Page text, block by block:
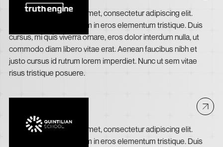
Lorem ipsum dolor sit amet, consectetur adipiscing elit.
Suspendisse varius enim in eros elementum tristique. Duis
cursus, mi quis viverra ornare, eros dolor interdum nulla, ut
commodo diam libero vitae erat. Aenean faucibus nibh et
justo cursus id rutrum lorem imperdiet. Nunc ut sem vitae
risus tristique posuere.
Lorem ipsum dolor sit amet, consectetur adipiscing elit.
Suspendisse varius enim in eros elementum tristique. Duis